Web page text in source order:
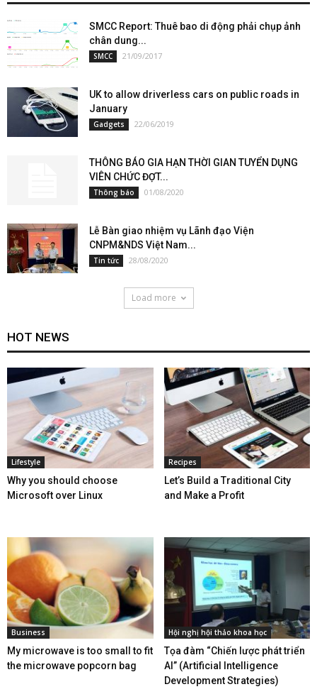
SMCC Report: Thuê bao di động phải chụp ảnh
chân dung...
SMCC 21/09/2017
UK to allow driverless cars on public roads in
January
Gadgets 22/06/2019
THÔNG BÁO GIA HẠN THỜI GIAN TUYỂN DỤNG
VIÊN CHỨC ĐỢT...
Thông báo 01/08/2020
Lễ Bàn giao nhiệm vụ Lãnh đạo Viện
CNPM&NDS Việt Nam...
Tin tức 28/08/2020
Load more
HOT NEWS
Lifestyle
Why you should choose
Microsoft over Linux
Recipes
Let’s Build a Traditional City
and Make a Profit
Business
My microwave is too small to fit
the microwave popcorn bag
Hội nghị hội thảo khoa học
Tọa đàm “Chiến lược phát triển
AI” (Artificial Intelligence
Development Strategies)